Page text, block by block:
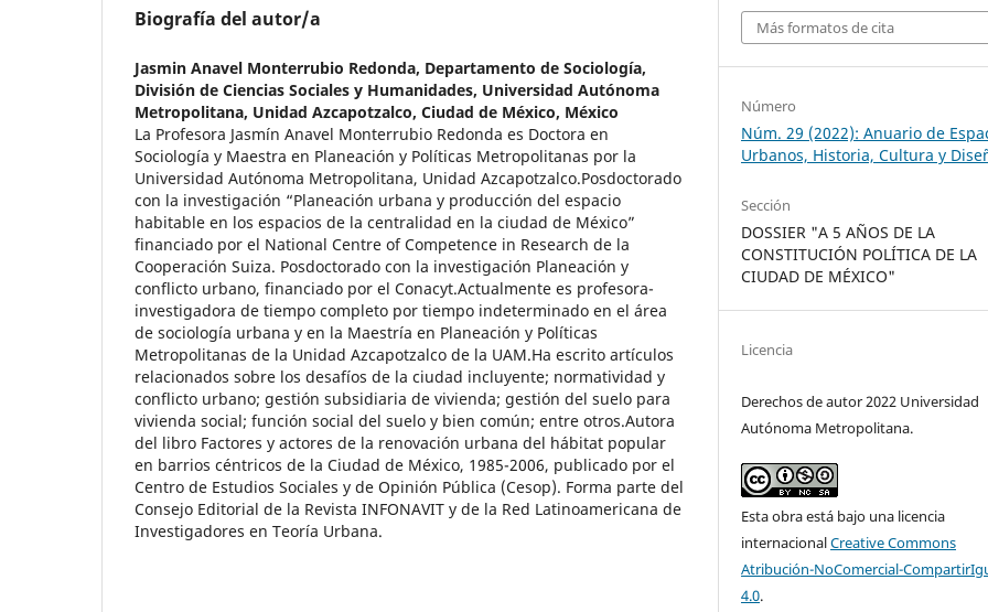
Biografía del autor/a
Jasmin Anavel Monterrubio Redonda, Departamento de Sociología,
División de Ciencias Sociales y Humanidades, Universidad Autónoma
Metropolitana, Unidad Azcapotzalco, Ciudad de México, México
La Profesora Jasmín Anavel Monterrubio Redonda es Doctora en
Sociología y Maestra en Planeación y Políticas Metropolitanas por la
Universidad Autónoma Metropolitana, Unidad Azcapotzalco.Posdoctorado
con la investigación “Planeación urbana y producción del espacio
habitable en los espacios de la centralidad en la ciudad de México”
financiado por el National Centre of Competence in Research de la
Cooperación Suiza. Posdoctorado con la investigación Planeación y
conflicto urbano, financiado por el Conacyt.Actualmente es profesora-
investigadora de tiempo completo por tiempo indeterminado en el área
de sociología urbana y en la Maestría en Planeación y Políticas
Metropolitanas de la Unidad Azcapotzalco de la UAM.Ha escrito artículos
relacionados sobre los desafíos de la ciudad incluyente; normatividad y
conflicto urbano; gestión subsidiaria de vivienda; gestión del suelo para
vivienda social; función social del suelo y bien común; entre otros.Autora
del libro Factores y actores de la renovación urbana del hábitat popular
en barrios céntricos de la Ciudad de México, 1985-2006, publicado por el
Centro de Estudios Sociales y de Opinión Pública (Cesop). Forma parte del
Consejo Editorial de la Revista INFONAVIT y de la Red Latinoamericana de
Investigadores en Teoría Urbana.
Más formatos de cita
Número
Núm. 29 (2022): Anuario de
Urbanos, Historia, Cultura y
Sección
DOSSIER "A 5 AÑOS DE LA
CONSTITUCIÓN POLÍTICA DE LA
CIUDAD DE MÉXICO"
Licencia
Derechos de autor 2022 Universidad
Autónoma Metropolitana.
Esta obra está bajo una licencia
internacionalCreative Commons
Atribución-NoComercial-
4.0.